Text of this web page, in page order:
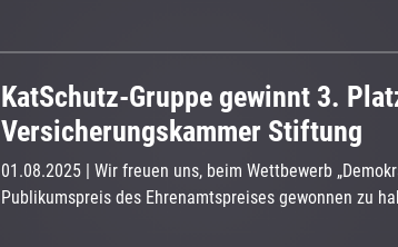
KatSchutz-Gruppe gewinnt 3.
Versicherungskammer Stiftung
01.08.2025 | Wir freuen uns, beim Wettbewerb
Publikumspreis des Ehrenamtspreises gewonnen zu